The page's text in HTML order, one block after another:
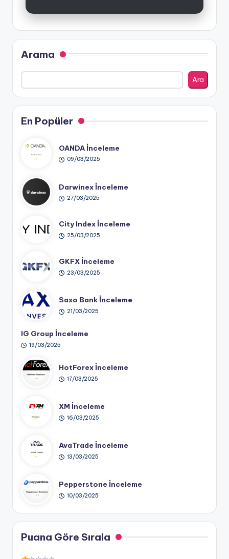
Arama
Ara
En Popüler
OANDA İnceleme
09/03/2025
Darwinex İnceleme
27/03/2025
City Index İnceleme
25/03/2025
GKFX İnceleme
23/03/2025
Saxo Bank İnceleme
21/03/2025
IG Group İnceleme
19/03/2025
HotForex İnceleme
17/03/2025
XM İnceleme
16/03/2025
AvaTrade İnceleme
13/03/2025
Pepperstone İnceleme
10/03/2025
Puana Göre Sırala